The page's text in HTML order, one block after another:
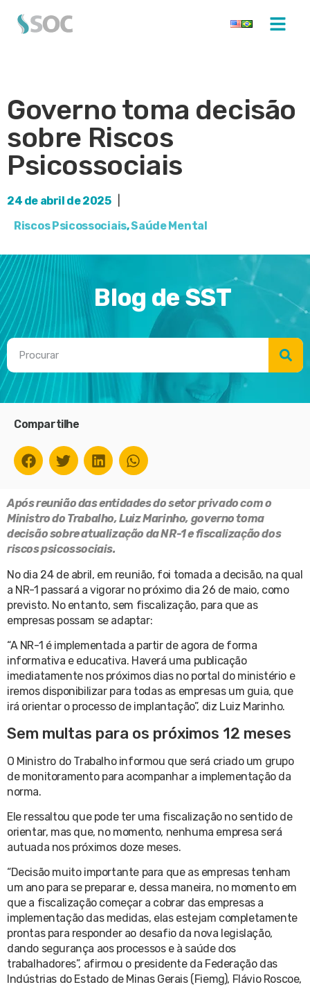
Governo toma decisão
sobre Riscos
Psicossociais
24 de abril de 2025
Riscos Psicossociais,Saúde Mental
Blog de SST
Compartilhe
Após reunião das entidades do setor privado com o
Ministro do Trabalho, Luiz Marinho, governo toma
decisão sobre atualização da NR-1 e fiscalização dos
riscos psicossociais.
No dia 24 de abril, em reunião, foi tomada a decisão, na qual
a NR-1 passará a vigorar no próximo dia 26 de maio, como
previsto. No entanto, sem fiscalização, para que as
empresas possam se adaptar:
“A NR-1 é implementada a partir de agora de forma
informativa e educativa. Haverá uma publicação
imediatamente nos próximos dias no portal do ministério e
iremos disponibilizar para todas as empresas um guia, que
irá orientar o processo de implantação”, diz Luiz Marinho.
Sem multas para os próximos 12 meses
O Ministro do Trabalho informou que será criado um grupo
de monitoramento para acompanhar a implementação da
norma.
Ele ressaltou que pode ter uma fiscalização no sentido de
orientar, mas que, no momento, nenhuma empresa será
autuada nos próximos doze meses.
“Decisão muito importante para que as empresas tenham
um ano para se preparar e, dessa maneira, no momento em
que a fiscalização começar a cobrar das empresas a
implementação das medidas, elas estejam completamente
prontas para responder ao desafio da nova legislação,
dando segurança aos processos e à saúde dos
trabalhadores”, afirmou o presidente da Federação das
Indústrias do Estado de Minas Gerais (Fiemg), Flávio Roscoe,